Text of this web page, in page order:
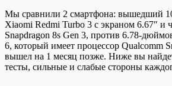
Мы сравнили 2 смартфона: вышедший 10
Xiaomi Redmi Turbo 3 с экраном 6.67″ и
Snapdragon 8s Gen 3, против 6.78-
6, который имеет процессор Qualcomm
вышел на 1 месяц позже. Ниже вы
тесты, сильные и слабые стороны